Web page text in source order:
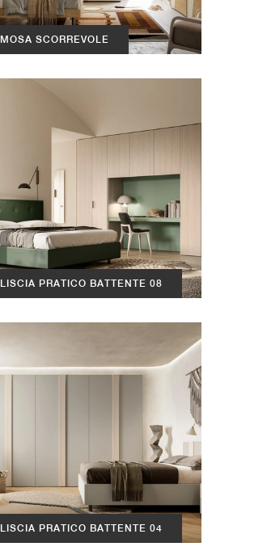
MOSA SCORREVOLE
LISCIA PRATICO BATTENTE 08
LISCIA PRATICO BATTENTE 04